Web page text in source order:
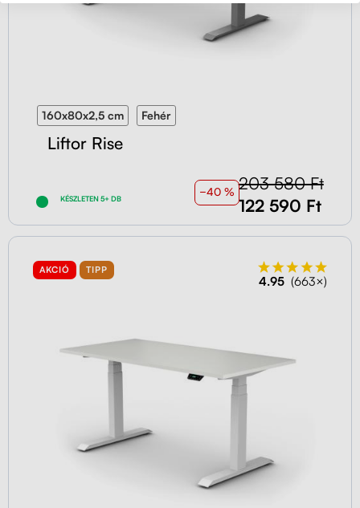
160x80x2,5 cm Fehér
Liftor Rise
KÉSZLETEN 5+ DB
−40 % 203 580 Ft
122 590 Ft
AKCIÓ TIPP
4.95 (663×)